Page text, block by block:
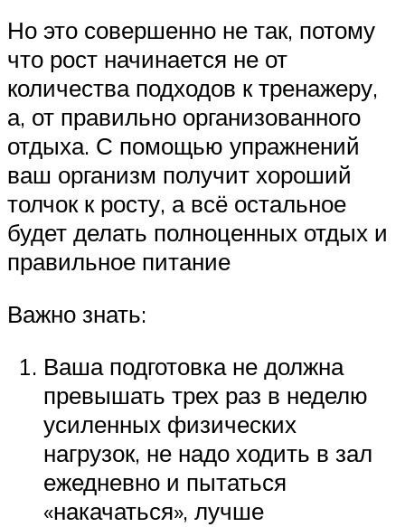
Но это совершенно не так, потому
что рост начинается не от
количества подходов к тренажеру,
а, от правильно организованного
отдыха. С помощью упражнений
ваш организм получит хороший
толчок к росту, а всё остальное
будет делать полноценных отдых и
правильное питание
Важно знать:
Ваша подготовка не должна
превышать трех раз в неделю
усиленных физических
нагрузок, не надо ходить в зал
ежедневно и пытаться
«накачаться», лучше